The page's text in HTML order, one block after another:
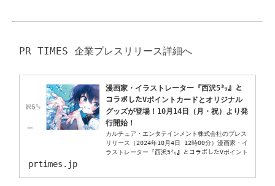
漫画家・イラストレーター『西沢5㍉』と
コラボしたVポイントカードとオリジナル
グッズが登場！10月14日（月・祝）より発
行開始！
カルチュア・エンタテインメント株式会社のプレス
リリース（2024年10月4日 12時00分）漫画家・イ
ラストレーター『西沢5㍉』とコラボしたVポイント
prtimes.jp